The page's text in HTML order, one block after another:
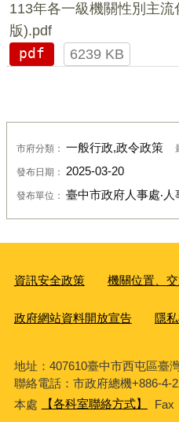
113年各一級機關性別主
版).pdf
pdf
6239 KB
市府分類： 一般行政,政令政策
發布日期： 2025-03-20
發布單位： 臺中市政府人事處‧人
資訊安全政策 機關位置、
政府網站資料開放宣告 隱
地址：407610臺中市西屯區臺
聯絡電話：市政府總機+886-4-
本處
【各科室聯絡方式】
Fax